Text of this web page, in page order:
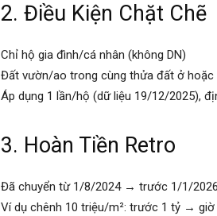
2. Điều Kiện Chặt Chẽ
Chỉ hộ gia đình/cá nhân (không DN)
Đất vườn/ao trong cùng thửa đất ở
Áp dụng 1 lần/hộ (dữ liệu 19/12/2025),
3. Hoàn Tiền Retro
Đã chuyển từ 1/8/2024 → trước 1/1/
Ví dụ chênh 10 triệu/m²: trước 1 tỷ → giờ